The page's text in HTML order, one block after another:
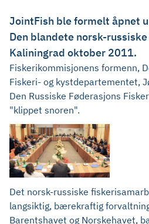
JointFish ble formelt åpnet
Den blandete norsk-
Kaliningrad oktober 2011.
Fiskerikommisjonens formenn,
Fiskeri- og kystdepartementet,
Den Russiske Føderasjons
"klippet snoren".
Det norsk-russiske
langsiktig, bærekraftig
Barentshavet og Norskehavet,